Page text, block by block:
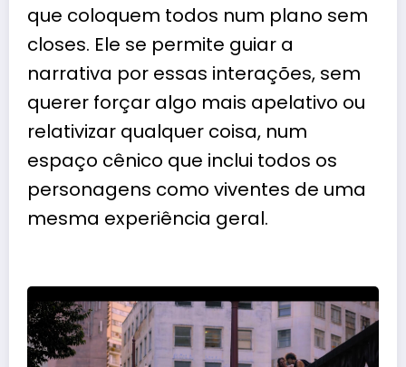
que coloquem todos num plano sem
closes. Ele se permite guiar a
narrativa por essas interações, sem
querer forçar algo mais apelativo ou
relativizar qualquer coisa, num
espaço cênico que inclui todos os
personagens como viventes de uma
mesma experiência geral.